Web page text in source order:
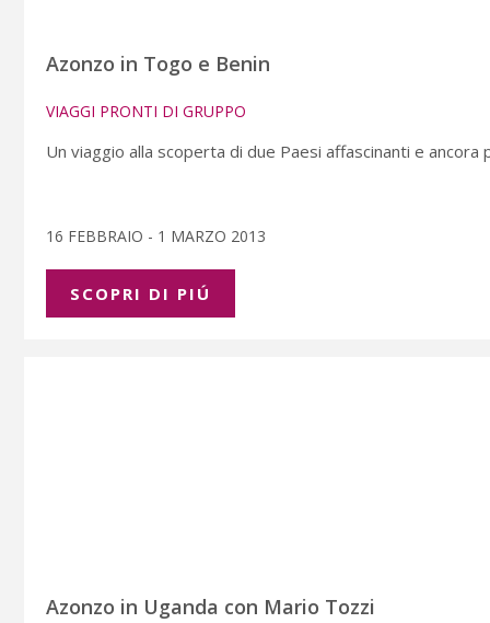
Azonzo in Togo e Benin
VIAGGI PRONTI DI GRUPPO
Un viaggio alla scoperta di due Paesi affascinanti e
16 FEBBRAIO - 1 MARZO 2013
SCOPRI DI PIÚ
Azonzo in Uganda con Mario Tozzi